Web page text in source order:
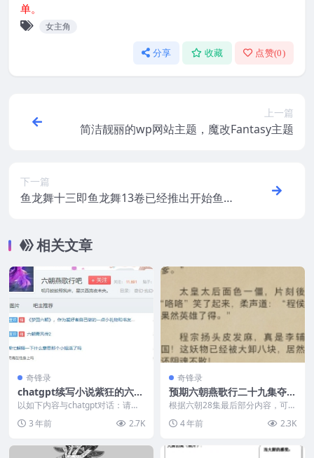
单。
女主角
分享 收藏 点赞(0)
上一篇
简洁靓丽的wp网站主题，魔改Fantasy主题
下一篇
鱼龙舞十三即鱼龙舞13卷已经推出开始鱼龙
相关文章
奇锋录
chatgpt续写小说紫狂的六朝
燕歌行第三十集
以如下内容与chatgpt对话：请续
集。AI给的内容...
3 年前 2.7K
奇锋录
预期六朝燕歌行二十九集夺舍
后李辅国大概率变七级
根据六朝28集最后部分内容，可预
国变七级，程遇到麻...
4 年前 2.3K